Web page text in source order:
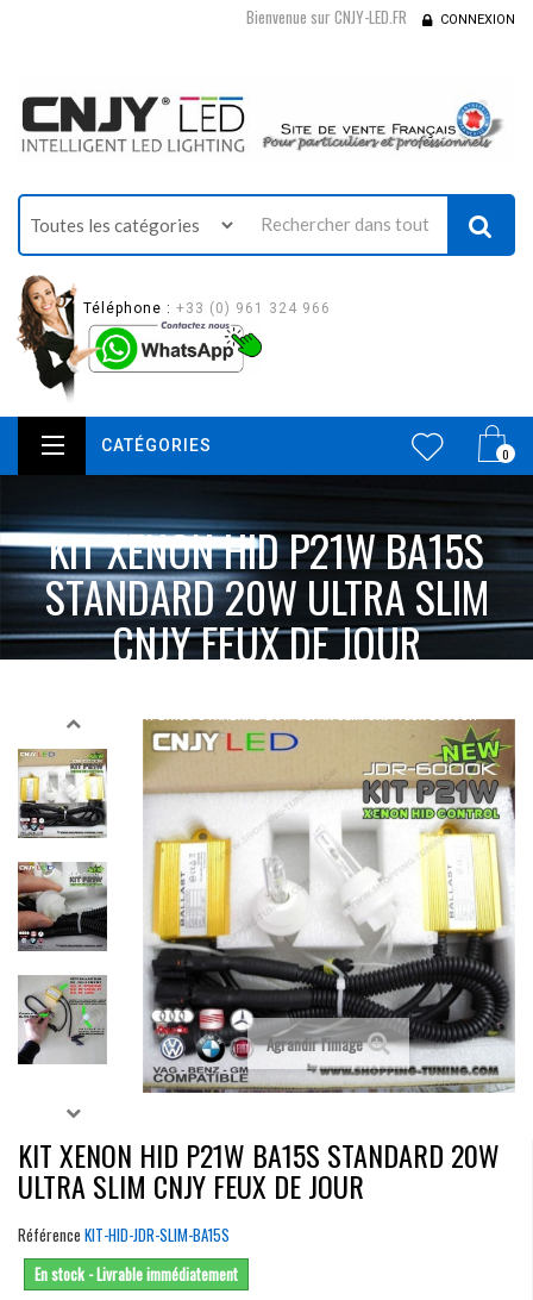
Bienvenue sur CNJY-LED.FR CONNEXION
Téléphone : +33 (0) 961 324 966
0
CATÉGORIES
KIT XENON HID P21W BA15S
STANDARD 20W ULTRA SLIM
CNJY FEUX DE JOUR
Agrandir l'image
KIT XENON HID P21W BA15S STANDARD 20W
ULTRA SLIM CNJY FEUX DE JOUR
Référence KIT-HID-JDR-SLIM-BA15S
En stock - Livrable immédiatement